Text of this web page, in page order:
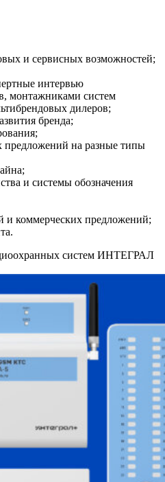
и сервисных возможностей;
интервью
монтажниками систем
дилеров;
бренда;
предложений на разные типы
и системы обозначения
и коммерческих предложений;